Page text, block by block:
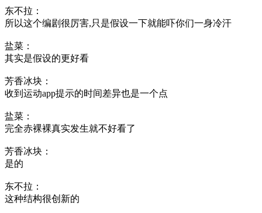
东不拉：
所以这个编剧很厉害,只是假设一下就能吓你们一身冷汗
盐菜：
其实是假设的更好看
芳香冰块：
收到运动app提示的时间差异也是一个点
盐菜：
完全赤裸裸真实发生就不好看了
芳香冰块：
是的
东不拉：
这种结构很创新的